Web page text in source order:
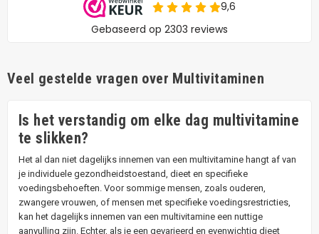
Veel gestelde vragen over Multivitaminen
Is het verstandig om elke dag multivitamine
te slikken?
Het al dan niet dagelijks innemen van een multivitamine hangt af van
je individuele gezondheidstoestand, dieet en specifieke
voedingsbehoeften. Voor sommige mensen, zoals ouderen,
zwangere vrouwen, of mensen met specifieke voedingsrestricties,
kan het dagelijks innemen van een multivitamine een nuttige
aanvulling zijn. Echter, als je een gevarieerd en evenwichtig dieet